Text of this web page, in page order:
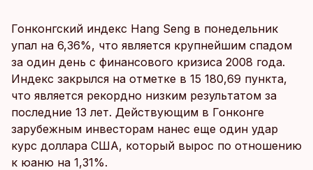
Гонконгский индекс Hang Seng в понедельник
упал на 6,36%, что является крупнейшим спадом
за один день с финансового кризиса 2008 года.
Индекс закрылся на отметке в 15 180,69 пункта,
что является рекордно низким результатом за
последние 13 лет. Действующим в Гонконге
зарубежным инвесторам нанес еще один удар
курс доллара США, который вырос по отношению
к юаню на 1,31%.